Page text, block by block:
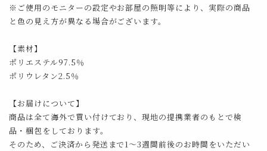
※ご使用のモニターの設定やお部屋の照明等により、実際の商品
と色の見え方が異なる場合がございます。
【素材】
ポリエステル97.5％
ポリウレタン2.5％
【お届けについて】
商品は全て海外で買い付けており、現地の提携業者のもとで検
品・梱包をしております。
そのため、ご決済から発送まで1～3週間前後のお時間をいただい